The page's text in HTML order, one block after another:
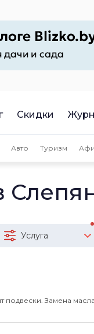
Скидки
Авто Туризм
Услуга
подвески. Замена